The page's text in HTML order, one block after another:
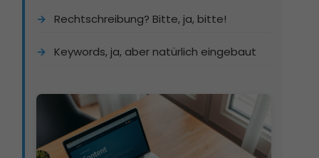
Rechtschreibung? Bitte, ja, bitte!
Keywords, ja, aber natürlich eingebaut